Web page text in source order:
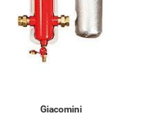
Giacomini